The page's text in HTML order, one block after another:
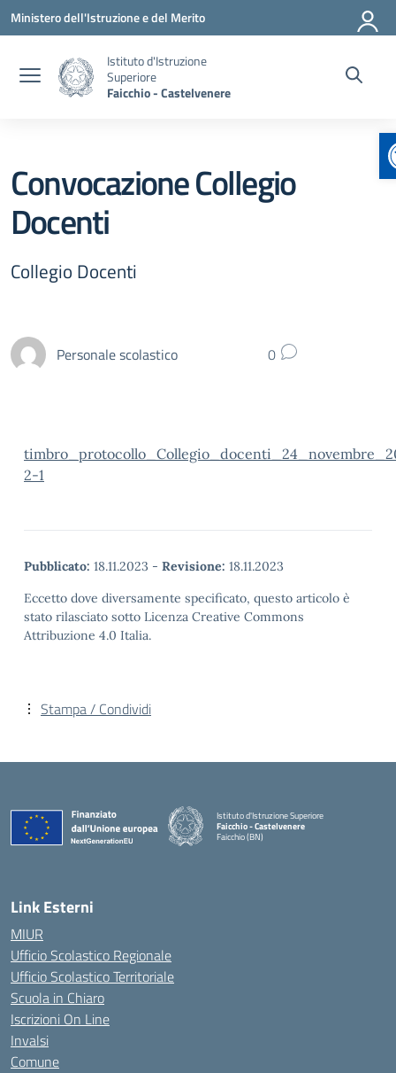
Vai ai contenuti
Vai al menu di navigazione
Vai al footer
Ministero dell'Istruzione e del Merito
Istituto d'Istruzione
Superiore
Faicchio - Castelvenere
Convocazione Collegio
Docenti
Collegio Docenti
Personale scolastico 0
2-1
Pubblicato: 18.11.2023 - Revisione: 18.11.2023
Eccetto dove diversamente specificato, questo articolo è
stato rilasciato sotto Licenza Creative Commons
Attribuzione 4.0 Italia.
Stampa / Condividi
Istituto d'Istruzione Superiore
Faicchio - Castelvenere
Faicchio (BN)
Link Esterni
MIUR
Ufficio Scolastico Regionale
Ufficio Scolastico Territoriale
Scuola in Chiaro
Iscrizioni On Line
Invalsi
Comune